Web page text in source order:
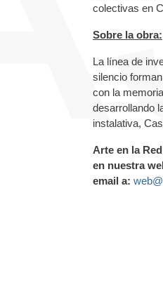
colectivas en
Sobre la obra:
La línea de
silencio
con la
desarrollando
instalativa,
Arte en la
en nuestra
email a: